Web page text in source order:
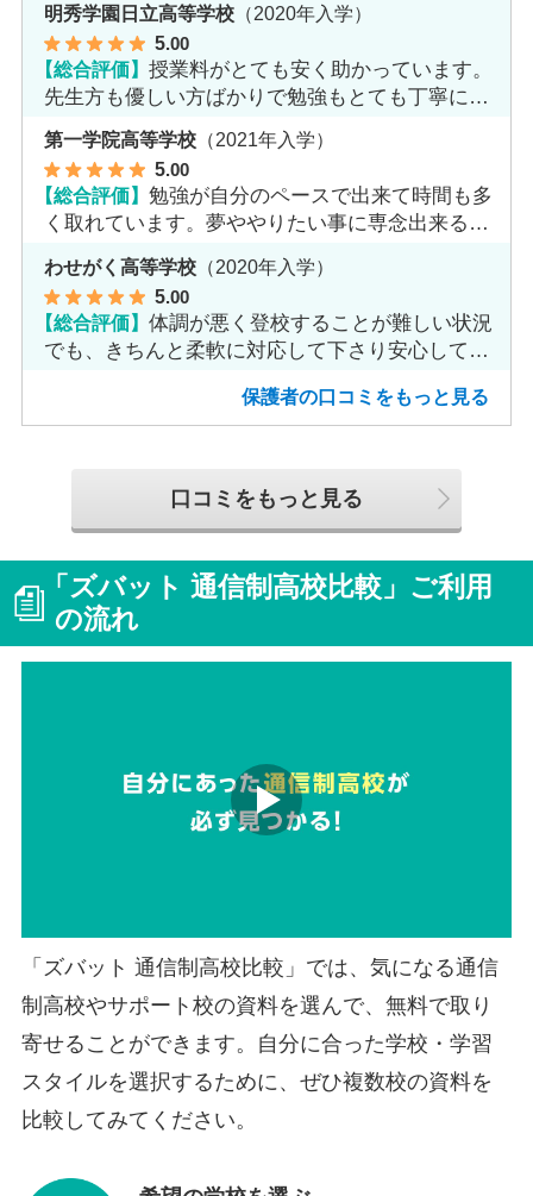
明秀学園日立高等学校 （2020年入学）
5.00
【総合評価】授業料がとても安く助かっています。
先生方も優しい方ばかりで勉強もとても丁寧に教
第一学院高等学校 （2021年入学）
5.00
【総合評価】勉強が自分のペースで出来て時間も多
く取れています。夢ややりたい事に専念出来る点
で良いと思います。
わせがく高等学校 （2020年入学）
5.00
【総合評価】体調が悪く登校することが難しい状況
でも、きちんと柔軟に対応して下さり安心して進
保護者の口コミをもっと見る
口コミをもっと見る
「ズバット 通信制高校比較」ご利用
の流れ
「ズバット 通信制高校比較」では、気になる通信
制高校やサポート校の資料を選んで、無料で取り
寄せることができます。自分に合った学校・学習
スタイルを選択するために、ぜひ複数校の資料を
比較してみてください。